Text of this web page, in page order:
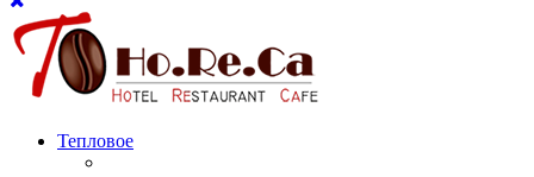
Тепловое